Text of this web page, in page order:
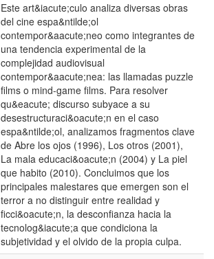
Este art&iacute;culo analiza diversas obras
del cine espa&ntilde;ol
contempor&aacute;neo como integrantes de
una tendencia experimental de la
complejidad audiovisual
contempor&aacute;nea: las llamadas puzzle
films o mind-game films. Para resolver
qu&eacute; discurso subyace a su
desestructuraci&oacute;n en el caso
espa&ntilde;ol, analizamos fragmentos clave
de Abre los ojos (1996), Los otros (2001),
La mala educaci&oacute;n (2004) y La piel
que habito (2010). Concluimos que los
principales malestares que emergen son el
terror a no distinguir entre realidad y
ficci&oacute;n, la desconfianza hacia la
tecnolog&iacute;a que condiciona la
subjetividad y el olvido de la propia culpa.